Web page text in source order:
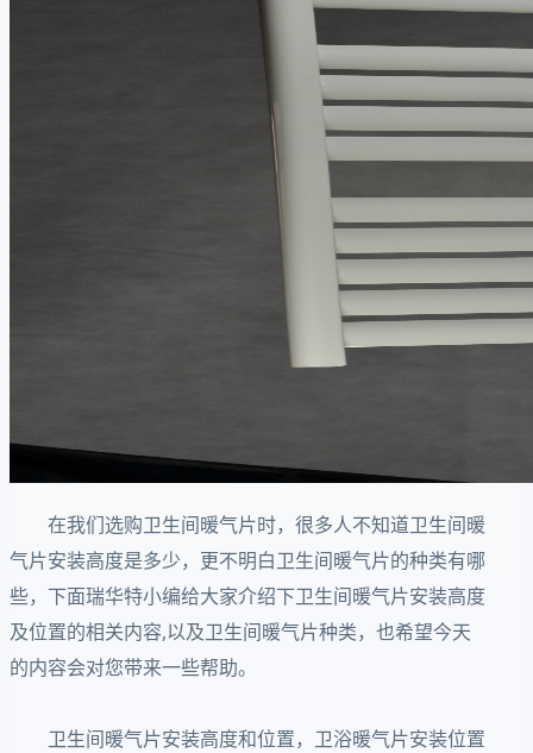
在我们选购卫生间暖气片时，很多人不知道卫生间暖
气片安装高度是多少，更不明白卫生间暖气片的种类有哪
些，下面瑞华特小编给大家介绍下卫生间暖气片安装高度
及位置的相关内容,以及卫生间暖气片种类，也希望今天
的内容会对您带来一些帮助。
卫生间暖气片安装高度和位置，卫浴暖气片安装位置